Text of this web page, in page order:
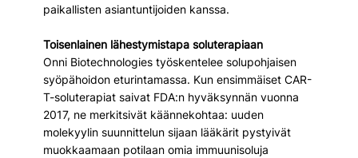
paikallisten asiantuntijoiden kanssa.
Toisenlainen lähestymistapa soluterapiaan
Onni Biotechnologies työskentelee solupohjaisen
syöpähoidon eturintamassa. Kun ensimmäiset CAR-
T-soluterapiat saivat FDA:n hyväksynnän vuonna
2017, ne merkitsivät käännekohtaa: uuden
molekyylin suunnittelun sijaan lääkärit pystyivät
muokkaamaan potilaan omia immuunisoluja